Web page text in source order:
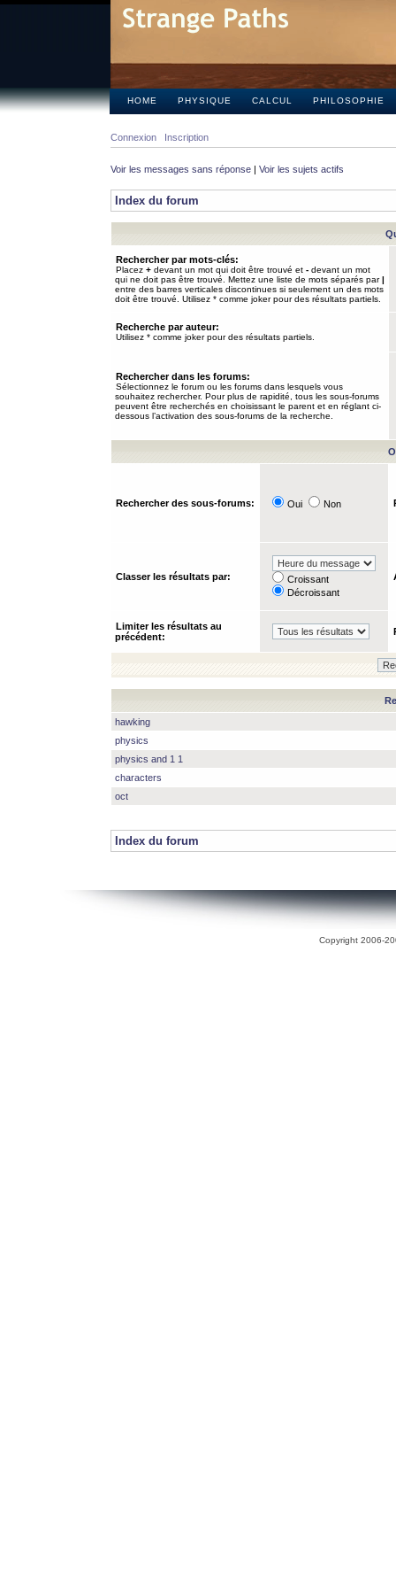
HOME PHYSIQUE CALCUL PHILOSOPHIE
Connexion Inscription
Voir les messages sans réponse | Voir les sujets actifs
Index du forum
Rechercher par mots-clés:
Placez + devant un mot qui doit être trouvé et - devant un mot
qui ne doit pas être trouvé. Mettez une liste de mots séparés par|
entre des barres verticales discontinues si seulement un des mots
doit être trouvé. Utilisez * comme joker pour des résultats partiels.
Recherche par auteur:
Utilisez * comme joker pour des résultats partiels.
Rechercher dans les forums:
Sélectionnez le forum ou les forums dans lesquels vous
souhaitez rechercher. Pour plus de rapidité, tous les sous-forums
peuvent être recherchés en choisissant le parent et en réglant ci-
dessous l’activation des sous-forums de la recherche.
Rechercher des sous-forums: Oui Non
Classer les résultats par:
Croissant
Décroissant
Limiter les résultats au
précédent:
hawking
physics
physics and 1 1
characters
oct
Index du forum
Copyright 2006-